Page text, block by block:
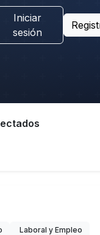
Iniciar
sesión
Laboral y Empleo